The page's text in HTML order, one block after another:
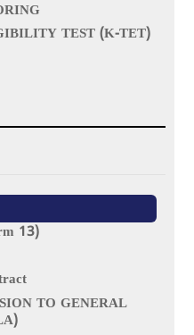
TEST (K-TET)
13)
TO GENERAL